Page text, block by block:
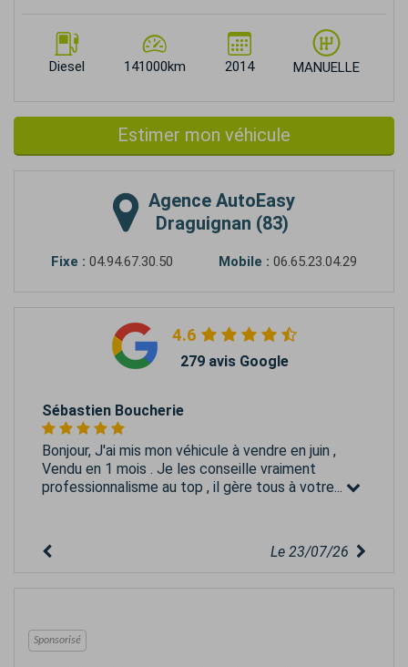
Diesel 141000km 2014 MANUELLE
Estimer mon véhicule
Agence AutoEasy
Draguignan (83)
Fixe : 04.94.67.30.50 Mobile : 06.65.23.04.29
4.6
279 avis Google
Sébastien Boucherie
Bonjour, J'ai mis mon véhicule à vendre en juin ,
Vendu en 1 mois . Je les conseille vraiment
professionnalisme au top , il gère tous à votre...
Le 23/07/26